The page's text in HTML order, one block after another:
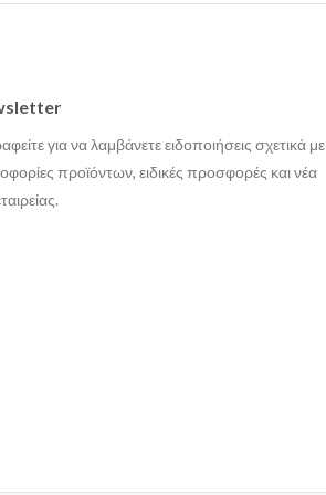
για να λαμβάνετε ειδοποιήσεις σχετικά με
προϊόντων, ειδικές προσφορές και νέα